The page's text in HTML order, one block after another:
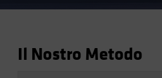
Italy - Italia
Luxembourg and Other EMEA
Il Nostro Metodo